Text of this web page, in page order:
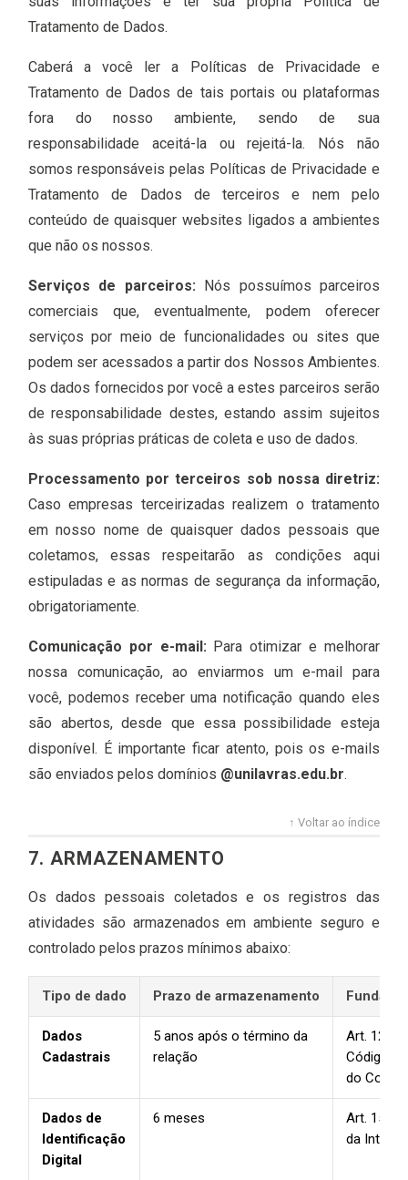
Tratamento de Dados.
Caberá a você ler a Políticas de Privacidade e
Tratamento de Dados de tais portais ou plataformas
fora do nosso ambiente, sendo de sua
responsabilidade aceitá-la ou rejeitá-la. Nós não
somos responsáveis pelas Políticas de Privacidade e
Tratamento de Dados de terceiros e nem pelo
conteúdo de quaisquer websites ligados a ambientes
que não os nossos.
Serviços de parceiros: Nós possuímos parceiros
comerciais que, eventualmente, podem oferecer
serviços por meio de funcionalidades ou sites que
podem ser acessados a partir dos Nossos Ambientes.
Os dados fornecidos por você a estes parceiros serão
de responsabilidade destes, estando assim sujeitos
às suas próprias práticas de coleta e uso de dados.
Processamento por terceiros sob nossa diretriz:
Caso empresas terceirizadas realizem o tratamento
em nosso nome de quaisquer dados pessoais que
coletamos, essas respeitarão as condições aqui
estipuladas e as normas de segurança da informação,
obrigatoriamente.
Comunicação por e-mail: Para otimizar e melhorar
nossa comunicação, ao enviarmos um e-mail para
você, podemos receber uma notificação quando eles
são abertos, desde que essa possibilidade esteja
disponível. É importante ficar atento, pois os e-mails
são enviados pelos domínios @unilavras.edu.br.
↑ Voltar ao índice
7. ARMAZENAMENTO
Os dados pessoais coletados e os registros das
atividades são armazenados em ambiente seguro e
controlado pelos prazos mínimos abaixo:
Tipo de dado Prazo de armazenamento
Dados
Cadastrais
5 anos após o término da
relação
Art. 12 e
Código
do
Dados de
Identificação
Digital
6 meses
Art. 15,
da